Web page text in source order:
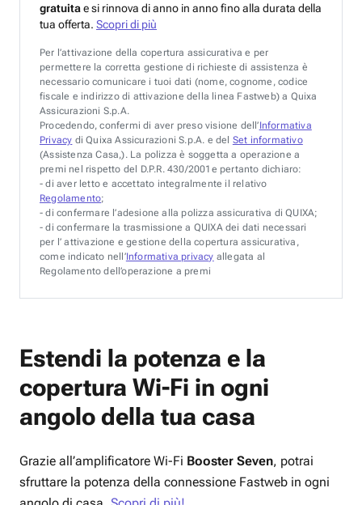
gratuitae si rinnova di anno in anno fino alla durata della
tua offerta. Scopri di più
Per l’attivazione della copertura assicurativa e per
permettere la corretta gestione di richieste di assistenza è
necessario comunicare i tuoi dati (nome, cognome, codice
fiscale e indirizzo di attivazione della linea Fastweb) a Quixa
Assicurazioni S.p.A.
Procedendo, confermi di aver preso visione dell’Informativa
Privacy di Quixa Assicurazioni S.p.A. e del Set informativo
(Assistenza Casa,). La polizza è soggetta a operazione a
premi nel rispetto del D.P.R. 430/2001e pertanto dichiaro:
- di aver letto e accettato integralmente il relativo
Regolamento;
- di confermare l’adesione alla polizza assicurativa di QUIXA;
- di confermare la trasmissione a QUIXA dei dati necessari
per l’ attivazione e gestione della copertura assicurativa,
come indicato nell’Informativa privacy allegata al
Regolamento dell’operazione a premi
Estendi la potenza e la
copertura Wi-Fi in ogni
angolo della tua casa
Grazie all’amplificatore Wi-Fi Booster Seven, potrai
sfruttare la potenza della connessione Fastweb in ogni